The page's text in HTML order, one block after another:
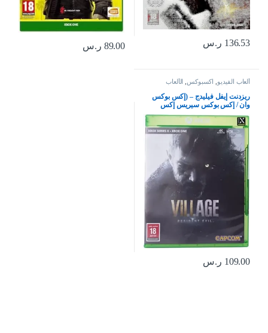
136.53 ر.س 89.00 ر.س
ألعاب الفيديو اكسبوكس الألعاب
ريزدنت إيفل فيليدج – (إكس بوكس
وان / إكس بوكس سيريس إكس
بوكس إكس بوكس إكس | إس إس
109.00 ر.س